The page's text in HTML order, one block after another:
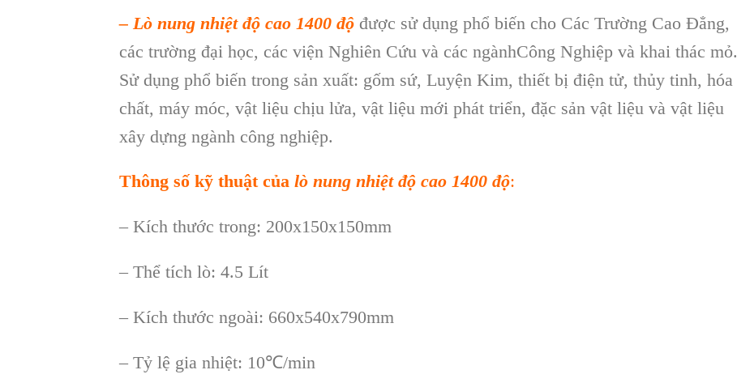
– Lò nung nhiệt độ cao 1400 độ được sử dụng phổ biến cho Các Trường Cao Đẳng,
các trường đại học, các viện Nghiên Cứu và các ngànhCông Nghiệp và khai thác mỏ.
Sử dụng phổ biến trong sản xuất: gốm sứ, Luyện Kim, thiết bị điện tử, thủy tinh, hóa
chất, máy móc, vật liệu chịu lửa, vật liệu mới phát triển, đặc sản vật liệu và vật liệu
xây dựng ngành công nghiệp.
Thông số kỹ thuật của lò nung nhiệt độ cao 1400 độ:
– Kích thước trong: 200x150x150mm
– Thể tích lò: 4.5 Lít
– Kích thước ngoài: 660x540x790mm
– Tỷ lệ gia nhiệt: 10℃/min